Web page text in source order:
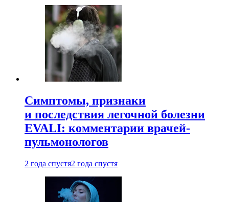
Симптомы, признаки
и последствия легочной болезни
EVALI: комментарии врачей-
пульмонологов
2 года спустя2 года спустя